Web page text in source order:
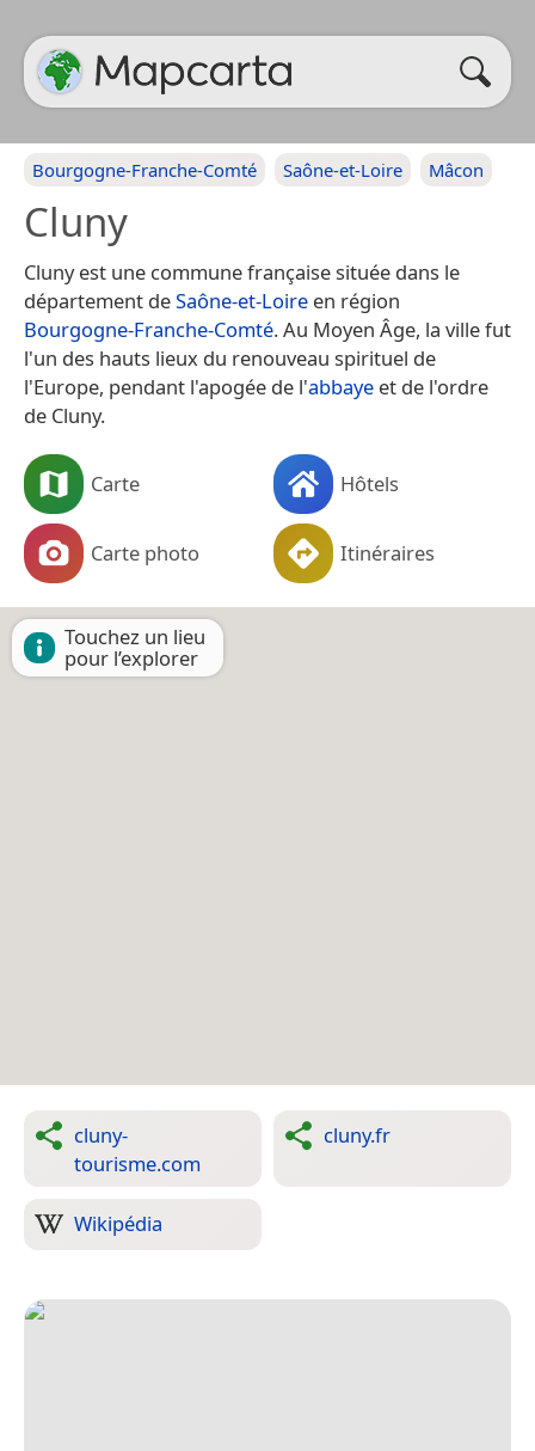
Bourgogne-Franche-Comté Saône-et-Loire Mâcon
Cluny
Cluny est une commune française située dans le
département deSaône-et-Loire en région
Bourgogne-Franche-Comté. Au Moyen Âge, la ville fut
l'un des hauts lieux du renouveau spirituel de
l'Europe, pendant l'apogée de l'abbaye et de l'ordre
de Cluny.
Carte Hôtels
Carte photo Itinéraires
Touchez un lieu
pour l’explorer
cluny-
tourisme.com
cluny.fr
Wikipédia